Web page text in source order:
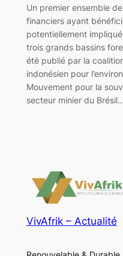
Un premier ensemble
financiers ayant
potentiellement
trois grands bassins
été publié par la
indonésien pour
Mouvement pour la
secteur minier du
VivAfrik – Actualité